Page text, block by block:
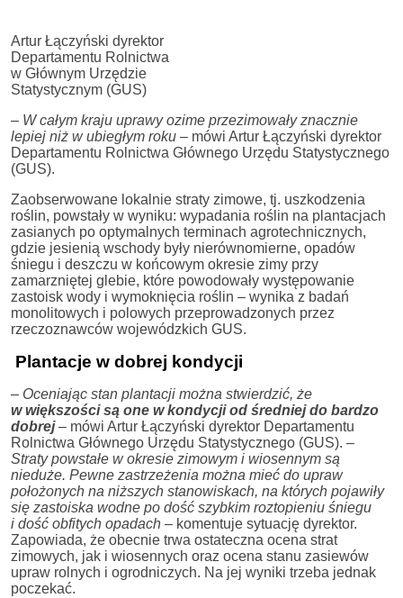
Artur Łączyński dyrektor
Departamentu Rolnictwa
w Głównym Urzędzie
Statystycznym (GUS)
– W całym kraju uprawy ozime przezimowały znacznie
lepiej niż w ubiegłym roku – mówi Artur Łączyński dyrektor
Departamentu Rolnictwa Głównego Urzędu Statystycznego
(GUS).
Zaobserwowane lokalnie straty zimowe, tj. uszkodzenia
roślin, powstały w wyniku: wypadania roślin na plantacjach
zasianych po optymalnych terminach agrotechnicznych,
gdzie jesienią wschody były nierównomierne, opadów
śniegu i deszczu w końcowym okresie zimy przy
zamarzniętej glebie, które powodowały występowanie
zastoisk wody i wymoknięcia roślin – wynika z badań
monolitowych i polowych przeprowadzonych przez
rzeczoznawców wojewódzkich GUS.
Plantacje w dobrej kondycji
– Oceniając stan plantacji można stwierdzić, że
w większości są one w kondycji od średniej do bardzo
dobrej– mówi Artur Łączyński dyrektor Departamentu
Rolnictwa Głównego Urzędu Statystycznego (GUS). –
Straty powstałe w okresie zimowym i wiosennym są
nieduże. Pewne zastrzeżenia można mieć do upraw
położonych na niższych stanowiskach, na których pojawiły
się zastoiska wodne po dość szybkim roztopieniu śniegu
i dość obfitych opadach – komentuje sytuację dyrektor.
Zapowiada, że obecnie trwa ostateczna ocena strat
zimowych, jak i wiosennych oraz ocena stanu zasiewów
upraw rolnych i ogrodniczych. Na jej wyniki trzeba jednak
poczekać.